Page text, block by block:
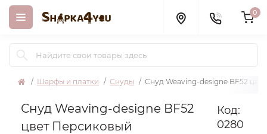
0
Шарфы и платки Снуды Снуд Weaving-designe BF52
Снуд Weaving-designe BF52
цвет Персиковый
Код:
0280